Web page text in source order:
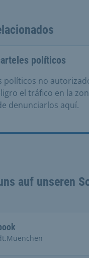
políticos
políticos no
el tráfico en la
denunciarlos aquí.
auf unseren